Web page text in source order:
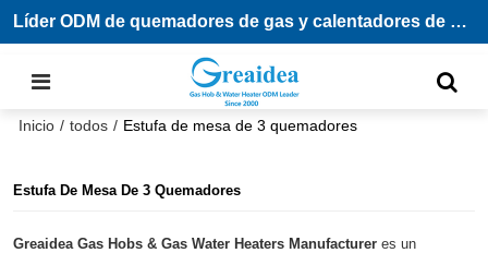
Líder ODM de quemadores de gas y calentadores de agua
Inicio / todos / Estufa de mesa de 3 quemadores
Estufa De Mesa De 3 Quemadores
Greaidea Gas Hobs & Gas Water Heaters Manufacturer es un